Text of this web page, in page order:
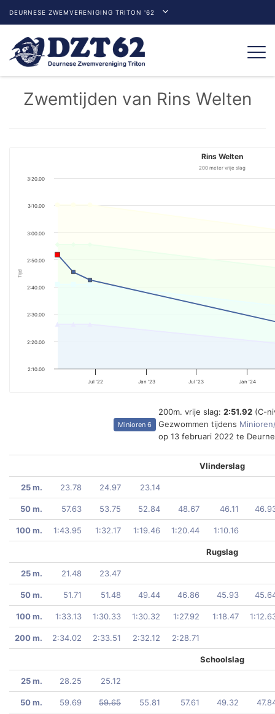
DEURNESE ZWEMVERENIGING TRITON '62
Zwemtijden van Rins Welten
Tijd
Rins Welten
200 meter vrije slag
Jul '22 Jan '23 Jul '23 Jan '24
2:10.00
2:20.00
2:30.00
2:40.00
2:50.00
3:00.00
3:10.00
3:20.00
Minioren 6
200m. vrije slag: 2:51.92 (C-
Gezwommen tijdens
op 13 februari 2022 te Deurne
Vlinderslag
25 m. 23.78 24.97 23.14
50 m. 57.63 53.75 52.84 48.67 46.11
100 m. 1:43.95 1:32.17 1:19.46 1:20.44 1:10.16
Rugslag
25 m. 21.48 23.47
50 m. 51.71 51.48 49.44 46.86 45.93
100 m. 1:33.13 1:30.33 1:30.32 1:27.92 1:18.47
200 m. 2:34.02 2:33.51 2:32.12 2:28.71
Schoolslag
25 m. 28.25 25.12
50 m. 59.69 59.65 55.81 57.61 49.32